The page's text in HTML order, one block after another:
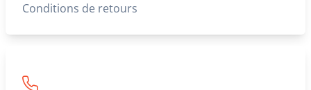
Conditions de retours